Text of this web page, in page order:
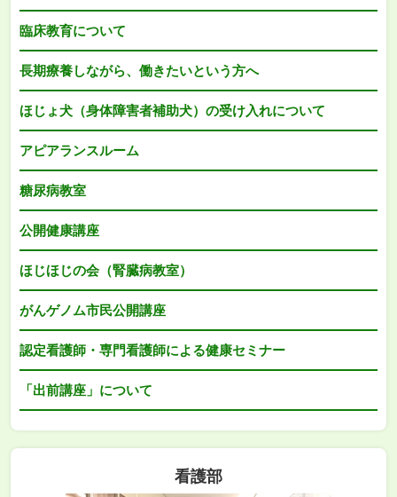
臨床教育について
長期療養しながら、働きたいという方へ
ほじょ犬（身体障害者補助犬）の受け入れについて
アピアランスルーム
糖尿病教室
公開健康講座
ほじほじの会（腎臓病教室）
がんゲノム市民公開講座
認定看護師・専門看護師による健康セミナー
「出前講座」について
看護部